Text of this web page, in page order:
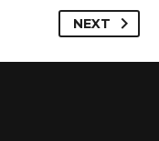
NEXT